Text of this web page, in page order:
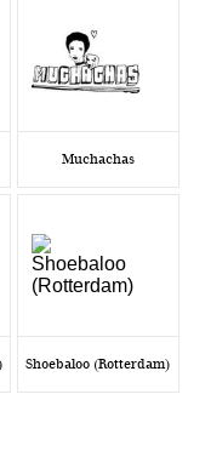
Muchachas
Shoebaloo (Rotterdam)